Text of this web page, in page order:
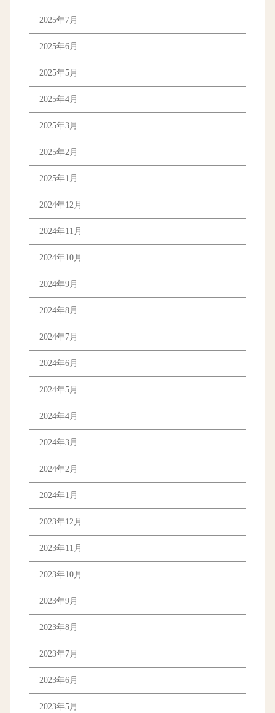
2025年7月
2025年6月
2025年5月
2025年4月
2025年3月
2025年2月
2025年1月
2024年12月
2024年11月
2024年10月
2024年9月
2024年8月
2024年7月
2024年6月
2024年5月
2024年4月
2024年3月
2024年2月
2024年1月
2023年12月
2023年11月
2023年10月
2023年9月
2023年8月
2023年7月
2023年6月
2023年5月